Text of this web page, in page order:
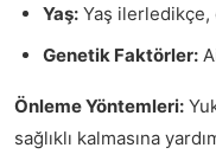
Yaş: Yaş ilerledikçe,
Genetik Faktörler:
Önleme Yöntemleri:
sağlıklı kalmasına